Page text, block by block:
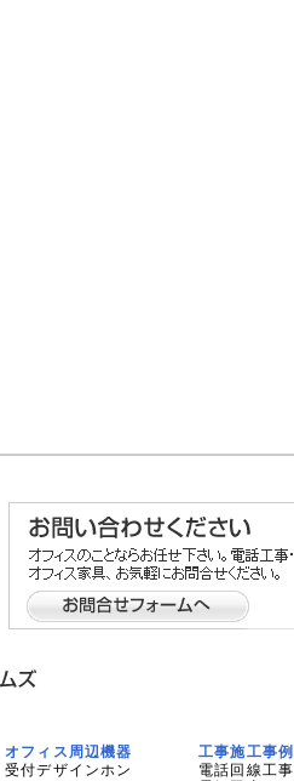
オフィス周辺機器
受付デザインホン
工事施工事例
電話回線工事